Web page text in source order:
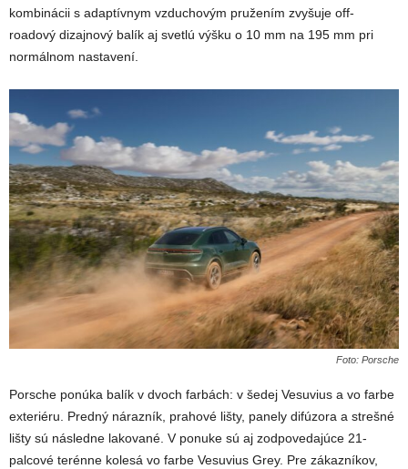
kombinácii s adaptívnym vzduchovým pružením zvyšuje off-
roadový dizajnový balík aj svetlú výšku o 10 mm na 195 mm pri
normálnom nastavení.
Foto: Porsche
Porsche ponúka balík v dvoch farbách: v šedej Vesuvius a vo farbe
exteriéru. Predný nárazník, prahové lišty, panely difúzora a strešné
lišty sú následne lakované. V ponuke sú aj zodpovedajúce 21-
palcové terénne kolesá vo farbe Vesuvius Grey. Pre zákazníkov,